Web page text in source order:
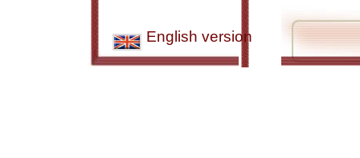
English version